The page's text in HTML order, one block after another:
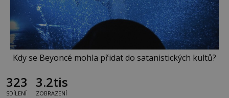
Kdy se Beyoncé mohla přidat do satanistických kultů?
323
SDÍLENÍ
3.2tis
ZOBRAZENÍ